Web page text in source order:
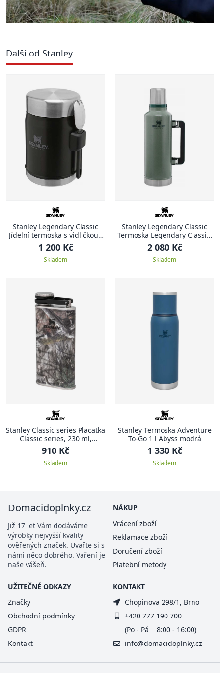
Další od Stanley
Stanley Legendary Classic
Jídelní termoska s vidličkou ,
400 ml, Matte Black
1 200 Kč
Skladem
Stanley Legendary Classic
Termoska Legendary Classic,
2.3 l, Hammertone Green
2 080 Kč
Skladem
Stanley Classic series Placatka
Classic series, 230 ml,
Country DNA Mossy Oak
Kamuflage
910 Kč
Skladem
Stanley Termoska Adventure
To-Go 1 l Abyss modrá
1 330 Kč
Skladem
Domacidoplnky.cz
Již 17 let Vám dodáváme
výrobky nejvyšší kvality
ověřených značek. Uvařte si s
námi něco dobrého. Vaření je
naše vášeň.
NÁKUP
Vrácení zboží
Reklamace zboží
Doručení zboží
Platební metody
UŽITEČNÉ ODKAZY
Značky
Obchodní podmínky
GDPR
Kontakt
KONTAKT
Chopinova 298/1, Brno
+420 777 190 700
(Po - Pá 8:00 - 16:00)
info@domacidoplnky.cz